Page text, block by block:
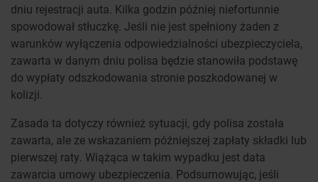
dniu rejestracji auta. Kilka godzin później niefortunnie
spowodował stłuczkę. Jeśli nie jest spełniony żaden z
warunków wyłączenia odpowiedzialności ubezpieczyciela,
zawarta w danym dniu polisa będzie stanowiła podstawę
do wypłaty odszkodowania stronie poszkodowanej w
kolizji.
Zasada ta dotyczy również sytuacji, gdy polisa została
zawarta, ale ze wskazaniem późniejszej zapłaty składki lub
pierwszej raty. Wiążąca w takim wypadku jest data
zawarcia umowy ubezpieczenia. Podsumowując, jeśli